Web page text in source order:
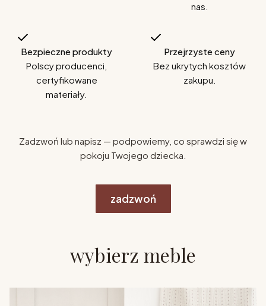
nas.
Bezpieczne produkty
Polscy producenci,
certyfikowane
materiały.
Przejrzyste ceny
Bez ukrytych kosztów
zakupu.
Zadzwoń lub napisz — podpowiemy, co sprawdzi się w
pokoju Twojego dziecka.
zadzwoń
wybierz meble